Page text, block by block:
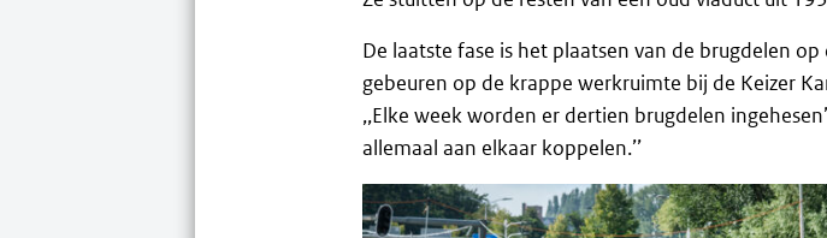
De laatste fase is het plaatsen van de brugdelen
gebeuren op de krappe werkruimte bij de Keizer
,,Elke week worden er dertien brugdelen
allemaal aan elkaar koppelen.’’